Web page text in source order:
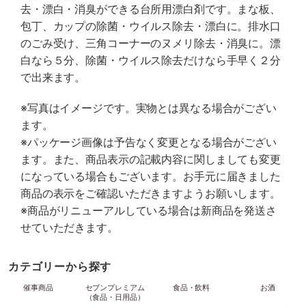
去・漂白・消臭ができる台所用漂白剤です。まな板、
包丁、カップの除菌・ウイルス除去・漂白に。排水口
のごみ受け、三角コーナーのヌメリ除去・消臭に。漂
白なら５分、除菌・ウイルス除去だけなら手早く２分
で出来ます。
※写真はイメージです。実物とは異なる場合がござい
ます。
※パッケージ画像は予告なく変更となる場合がござい
ます。また、商品表示の記載内容に関しましても変更
になっている場合もございます。お手元に届きました
商品の表示をご確認いただきますようお願いします。
※商品がリニューアルしている場合は新商品を発送さ
せていただきます。
カテゴリーから探す
催事商品
セブンプレミアム
（食品・日用品）
食品・飲料 お酒